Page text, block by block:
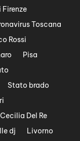
Firenze
Toscana
Rossi
Pisa
Stato brado
Cecilia Del Re
dj
Livorno